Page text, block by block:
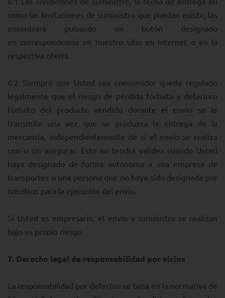
como las limitaciones de suministro que puedan existir, las
encontrará pulsando un botón designado
en correspondencia en nuestro sitio en Internet o en la
respectiva oferta.
6.2 Siempre que Usted sea consumidor queda regulado
legalmente que el riesgo de pérdida fortuita y deterioro
fortuito del producto vendido durante el envío se le
transmite una vez que se produzca la entrega de la
mercancía, independientemente de si el envío se realiza
con o sin asegurar. Esto no tendrá validez cuando Usted
haya designado de forma autónoma a una empresa de
transportes o una persona que no haya sido designada por
nosotros para la ejecución del envío.
Si Usted es empresario, el envío y suministro se realizan
bajo su propio riesgo.
7. Derecho legal de responsabilidad por vicios
La responsabilidad por defectos se basa en la normativa de